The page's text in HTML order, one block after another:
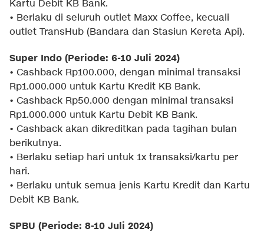
Kartu Debit KB Bank.
• Berlaku di seluruh outlet Maxx Coffee, kecuali
outlet TransHub (Bandara dan Stasiun Kereta Api).
Super Indo (Periode: 6-10 Juli 2024)
• Cashback Rp100.000, dengan minimal transaksi
Rp1.000.000 untuk Kartu Kredit KB Bank.
• Cashback Rp50.000 dengan minimal transaksi
Rp1.000.000 untuk Kartu Debit KB Bank.
• Cashback akan dikreditkan pada tagihan bulan
berikutnya.
• Berlaku setiap hari untuk 1x transaksi/kartu per
hari.
• Berlaku untuk semua jenis Kartu Kredit dan Kartu
Debit KB Bank.
SPBU (Periode: 8-10 Juli 2024)